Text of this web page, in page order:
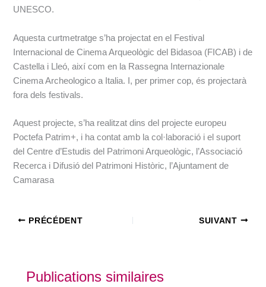
UNESCO.
Aquesta curtmetratge s’ha projectat en el Festival
Internacional de Cinema Arqueològic del Bidasoa (FICAB) i de
Castella i Lleó, així com en la Rassegna Internazionale
Cinema Archeologico a Italia. I, per primer cop, és projectarà
fora dels festivals.
Aquest projecte, s’ha realitzat dins del projecte europeu
Poctefa Patrim+, i ha contat amb la col·laboració i el suport
del Centre d’Estudis del Patrimoni Arqueològic, l’Associació
Recerca i Difusió del Patrimoni Històric, l’Ajuntament de
Camarasa
PRÉCÉDENT SUIVANT
Publications similaires